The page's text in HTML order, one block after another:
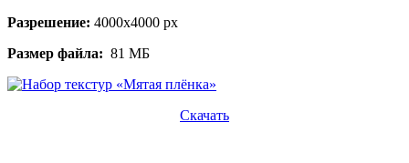
Разрешение: 4000х4000 px
Размер файла: 81 MБ
Скачать